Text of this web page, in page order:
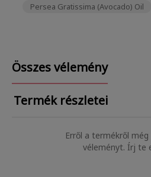
Persea Gratissima (Avocado) Oil
Összes vélemény
Termék részletei
Erről a termékről
véleményt. Írj te